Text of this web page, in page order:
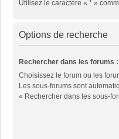
Utilisez le caractère « * »
Options de recherche
Rechercher dans les forums :
Choisissez le forum ou les
Les sous-forums sont
« Rechercher dans les sous-